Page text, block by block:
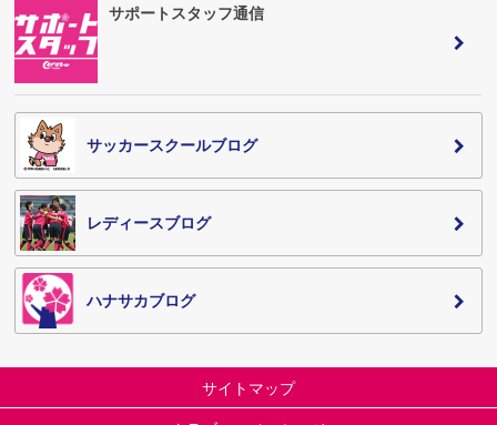
サポートスタッフ通信
サッカースクールブログ
レディースブログ
ハナサカブログ
サイトマップ